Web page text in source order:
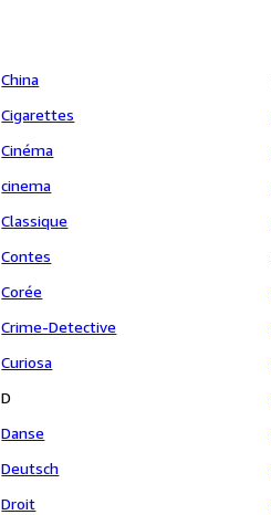
China
Cigarettes
Cinéma
cinema
Classique
Contes
Corée
Crime-Detective
Curiosa
D
Danse
Deutsch
Droit